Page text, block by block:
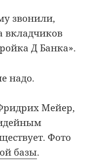
звонили,
вкладчиков
Д Банка».
надо.
Мейер,
Фото
базы.